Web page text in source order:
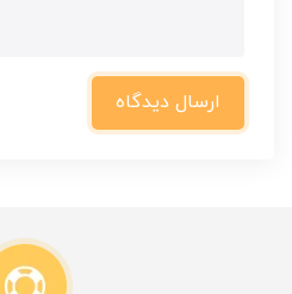
ارسال دیدگاه